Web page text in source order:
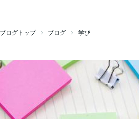
ブログトップ ブログ 学び